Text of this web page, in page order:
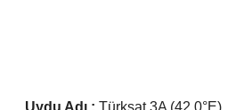
Uydu Adı : Türksat 3A (42.0°E)